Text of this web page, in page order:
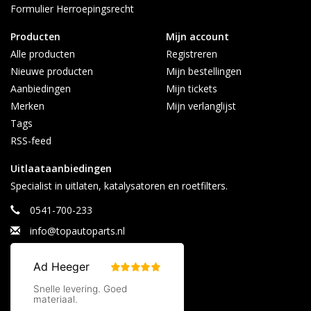
Contact:
info@topautoparts.nl
0541-700-233
0613626597 (Whatsapp)
Maandag t/m vrijdag 08:30 - 17:00
Formulier Herroepingsrecht
Producten
Alle producten
Nieuwe producten
Aanbiedingen
Merken
Tags
RSS-feed
Mijn account
Registreren
Mijn bestellingen
Mijn tickets
Mijn verlanglijst
Uitlaataanbiedingen
Specialist in uitlaten, katalysatoren en roetfilters.
0541-700-233
info@topautoparts.nl